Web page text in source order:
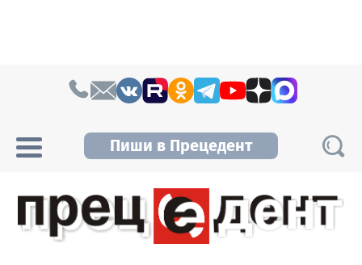
Пиши в Прецедент